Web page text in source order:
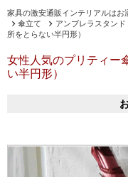
家具の激安通販インテリアルは
傘立て
アンブレラスタンド
所をとらない半円形）
女性人気のプリティー
い半円形）